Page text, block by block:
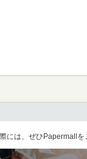
には、ぜひPapermallを